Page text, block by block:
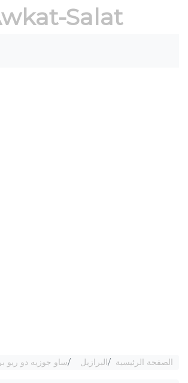
Salat
الصفحة الرئيسية البرازيل ساو جوزيه دو ريو